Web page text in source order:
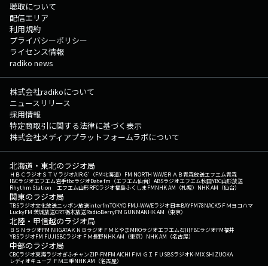
聴取について
配信エリア
利用規約
プライバシーポリシー
ライセンス情報
radiko news
株式会社radikoについて
ニュースリリース
採用情報
特定商取引に関する法律に基づく表示
株式会社メディアプラットフォームラボについて
北海道・東北のラジオ局
ＨＢＣラジオＳＴＶラジオAIR-G'（FM北海道） FM NORTH WAVEＲＡＢ青森放送エフエム青森
IBCラジオエフエム岩手tbcラジオDate fm（エフエム仙台） ABSラジオエフエム秋田YBC山形放送
Rhythm Station エフエム山形RFCラジオ福島ふくしまFMNHK AM（札幌） NHK AM（仙台）
関東のラジオ局
TBSラジオ文化放送ニッポン放送interfmTOKYO FMJ-WAVEラジオ日本BAYFM78NACK5 ＦＭヨコハマ
LuckyFM 茨城放送CRT栃木放送RadioBerryFM GUNMANHK AM（東京）
北陸・甲信越のラジオ局
ＢＳＮラジオFM NIIGATAＫＮＢラジオ ＦＭとやまMROラジオエフエム石川FBCラジオFM福井
YBSラジオFM FUJISBCラジオ ＦＭ長野NHK AM（東京） NHK AM（名古屋）
中部のラジオ局
CBCラジオ東海ラジオぎふチャンZIP-FMFM AICHI ＦＭ ＧＩＦＵ SBSラジオK-MIX SHIZUOKA
レディオキューブ ＦＭ三重NHK AM（名古屋）